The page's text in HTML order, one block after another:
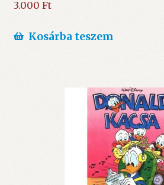
3.000 Ft
Kosárba teszem